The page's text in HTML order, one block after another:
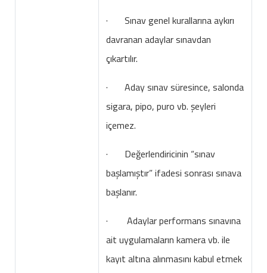
· Sınav genel kurallarına aykırı
davranan adaylar sınavdan
çıkartılır.
· Aday sınav süresince, salonda
sigara, pipo, puro vb. şeyleri
içemez.
· Değerlendiricinin “sınav
başlamıştır” ifadesi sonrası sınava
başlanır.
· Adaylar performans sınavına
ait uygulamaların kamera vb. ile
kayıt altına alınmasını kabul etmek